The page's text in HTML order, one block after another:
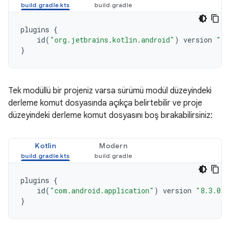
plugins {
id( "org.jetbrains.kotlin.android" ) version
}
Tek modüllü bir projeniz varsa sürümü modül düzeyindeki
derleme komut dosyasında açıkça belirtebilir ve proje
düzeyindeki derleme komut dosyasını boş bırakabilirsiniz:
Kotlin Modern
plugins {
id( "com.android.application" ) version "8.3.0"
}